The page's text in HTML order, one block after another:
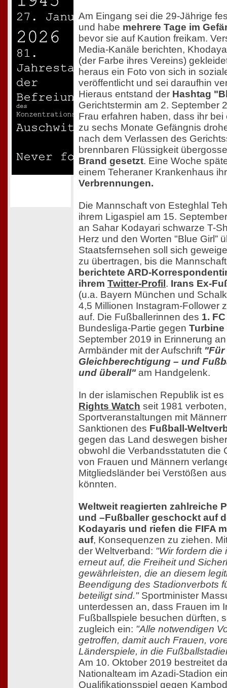
Am Eingang sei die 29-Jährige
und habe mehrere Tage im
bevor sie auf Kaution freikam.
Media-Kanäle berichten,
(der Farbe ihres Vereins)
heraus ein Foto von sich in
veröffentlicht und sei daraufhin
Hieraus entstand der Hashtag
Gerichtstermin am 2. September
Frau erfahren haben, dass ihr bei
zu sechs Monate Gefängnis
nach dem Verlassen des
brennbaren Flüssigkeit
Brand gesetzt. Eine Woche
einem Teheraner Krankenhaus
Verbrennungen.
Die Mannschaft von Esteghlal
ihrem Ligaspiel am 15.
an Sahar Kodayari schwarze T-
Herz und den Worten "Blue Girl”
Staatsfernsehen soll sich
zu übertragen, bis die
berichtete ARD-
ihrem Twitter-Profil . Irans Ex-
(u.a. Bayern München und
4,5 Millionen Instagram-Follower
auf. Die Fußballerinnen des 1.
Bundesliga-Partie gegen Turbine
September 2019 in Erinnerung
Armbänder mit der Aufschrift "Für
Gleichberechtigung – und
und überall" am Handgelenk.
In der islamischen Republik ist
Rights Watch seit 1981 verboten,
Sportveranstaltungen mit
Sanktionen des Fußball-
gegen das Land deswegen
obwohl die Verbandsstatuten die
von Frauen und Männern
Mitgliedsländer bei Verstößen
könnten.
Weltweit reagierten zahlreiche
und –Fußballer geschockt auf
Kodayaris und riefen die FIFA
auf, Konsequenzen zu ziehen.
der Weltverband: "Wir fordern die
erneut auf, die Freiheit und
gewährleisten, die an diesem
Beendigung des Stadionverbots
beteiligt sind."Sportminister
unterdessen an, dass Frauen im
Fußballspiele besuchen dürften,
zugleich ein: "Alle notwendigen
getroffen, damit auch Frauen,
Länderspiele, in die
Am 10. Oktober 2019 bestreitet
Nationalteam im Azadi-Stadion
Qualifikationsspiel gegen